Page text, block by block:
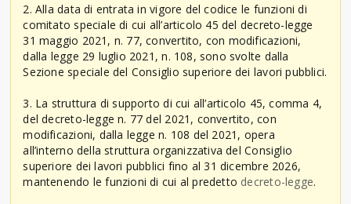
2. Alla data di entrata in vigore del codice le funzioni di
comitato speciale di cui all’articolo 45 del decreto-legge
31 maggio 2021, n. 77, convertito, con modificazioni,
dalla legge 29 luglio 2021, n. 108, sono svolte dalla
Sezione speciale del Consiglio superiore dei lavori pubblici.
3. La struttura di supporto di cui all’articolo 45, comma 4,
del decreto-legge n. 77 del 2021, convertito, con
modificazioni, dalla legge n. 108 del 2021, opera
all’interno della struttura organizzativa del Consiglio
superiore dei lavori pubblici fino al 31 dicembre 2026,
mantenendo le funzioni di cui al predetto decreto-legge.